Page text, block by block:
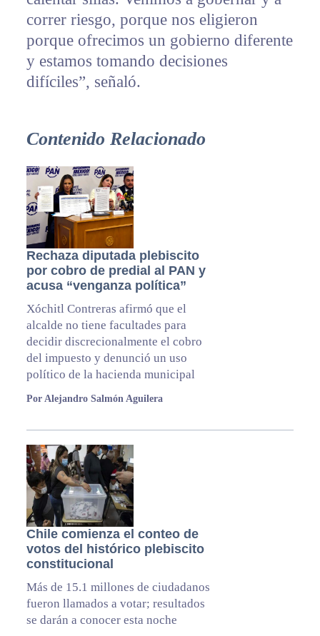
correr riesgo, porque nos eligieron
porque ofrecimos un gobierno diferente
y estamos tomando decisiones
difíciles”, señaló.
Contenido Relacionado
Rechaza diputada plebiscito
por cobro de predial al PAN y
acusa “venganza política”
Xóchitl Contreras afirmó que el
alcalde no tiene facultades para
decidir discrecionalmente el cobro
del impuesto y denunció un uso
político de la hacienda municipal
Por Alejandro Salmón Aguilera
Chile comienza el conteo de
votos del histórico plebiscito
constitucional
Más de 15.1 millones de ciudadanos
fueron llamados a votar; resultados
se darán a conocer esta noche